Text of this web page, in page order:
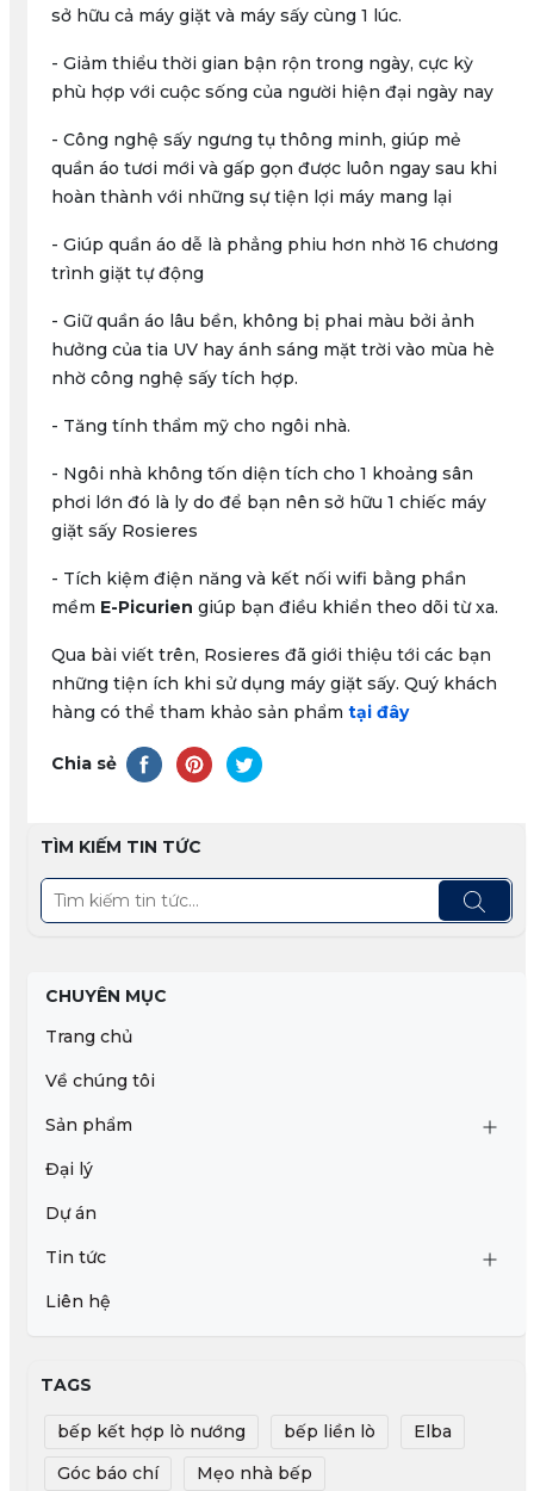
sở hữu cả máy giặt và máy sấy cùng 1 lúc.
- Giảm thiểu thời gian bận rộn trong ngày, cực kỳ
phù hợp với cuộc sống của người hiện đại ngày nay
- Công nghệ sấy ngưng tụ thông minh, giúp mẻ
quần áo tươi mới và gấp gọn được luôn ngay sau khi
hoàn thành với những sự tiện lợi máy mang lại
- Giúp quần áo dễ là phẳng phiu hơn nhờ 16 chương
trình giặt tự động
- Giữ quần áo lâu bền, không bị phai màu bởi ảnh
hưởng của tia UV hay ánh sáng mặt trời vào mùa hè
nhờ công nghệ sấy tích hợp.
- Tăng tính thẩm mỹ cho ngôi nhà.
- Ngôi nhà không tốn diện tích cho 1 khoảng sân
phơi lớn đó là ly do để bạn nên sở hữu 1 chiếc máy
giặt sấy Rosieres
- Tích kiệm điện năng và kết nối wifi bằng phần
mềm E-Picurien giúp bạn điều khiển theo dõi từ xa.
Qua bài viết trên, Rosieres đã giới thiệu tới các bạn
những tiện ích khi sử dụng máy giặt sấy. Quý khách
hàng có thể tham khảo sản phẩm tại đây
Chia sẻ
TÌM KIẾM TIN TỨC
CHUYÊN MỤC
Trang chủ
Về chúng tôi
Sản phẩm
Đại lý
Dự án
Tin tức
Liên hệ
TAGS
bếp kết hợp lò nướng bếp liền lò
Elba
Góc báo chí
Mẹo nhà bếp